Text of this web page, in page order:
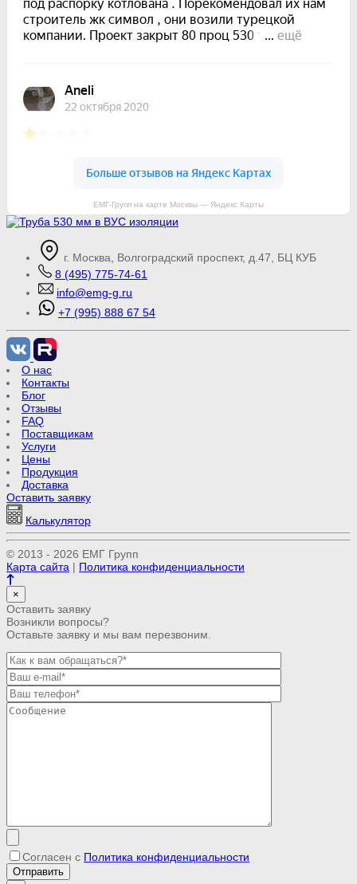
ЕМГ-Групп на карте Москвы — Яндекс Карты
г. Москва, Волгоградский проспект, д.47, БЦ КУБ
8 (495) 775-74-61
info@emg-g.ru
+7 (995) 888 67 54
О нас
Контакты
Блог
Отзывы
FAQ
Поставщикам
Услуги
Цены
Продукция
Доставка
Оставить заявку
Калькулятор
© 2013 - 2026 ЕМГ Групп
Карта сайта | Политика конфиденциальности
×
Оставить заявку
Возникли вопросы?
Оставьте заявку и мы вам перезвоним.
Согласен с Политика конфиденциальности